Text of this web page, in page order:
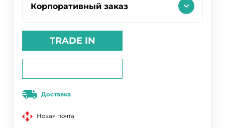
Корпоративный заказ
TRADE IN
Доставка
Новая почта